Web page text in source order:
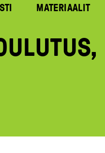
MATERIAALIT